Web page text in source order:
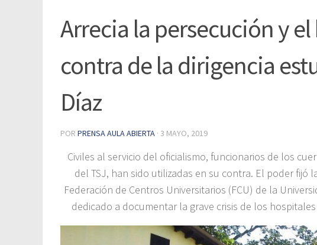
Arrecia la persecución y
contra de la dirigencia
Díaz
POR PRENSA AULA ABIERTA · 3 MAYO, 2019
Civiles al servicio del oficialismo, funcionarios de los
del TSJ, han sido utilizadas en su contra. El poder fijó
Federación de Centros Universitarios (FCU) de la
dedicado a documentar la grave crisis de los